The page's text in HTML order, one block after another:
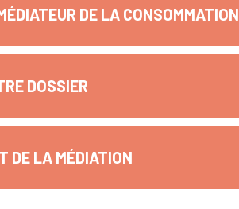
DE LA CONSOMMATION
DOSSIER
DE LA MÉDIATION